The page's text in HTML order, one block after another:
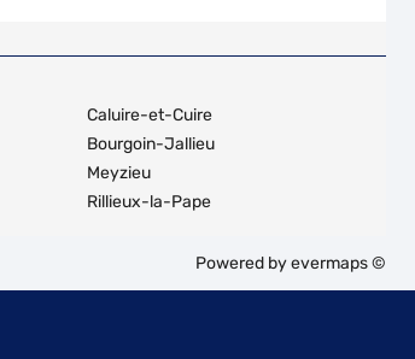
Caluire-et-Cuire
Bourgoin-Jallieu
Meyzieu
Rillieux-la-Pape
Powered byevermaps ©